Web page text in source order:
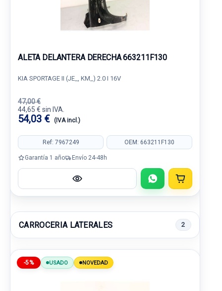
ALETA DELANTERA DERECHA 663211F130
KIA SPORTAGE II (JE_, KM_) 2.0 I 16V
47,00 €
44,65 € sin IVA.
54,03 € (IVA incl.)
Ref: 7967249 OEM: 663211F130
Garantía 1 año Envío 24-48h
CARROCERIA LATERALES 2
-5% USADO NOVEDAD